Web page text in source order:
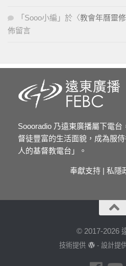
「 Sooo小編 」於〈教會年曆靈
佈留言
Soooradio 乃遠東廣播屬下電
督徒豐富的生活面貌，成為服
人的基督教電台」。
奉獻支持 | 私隱
© 2017-2026
技術提供 - 設計提